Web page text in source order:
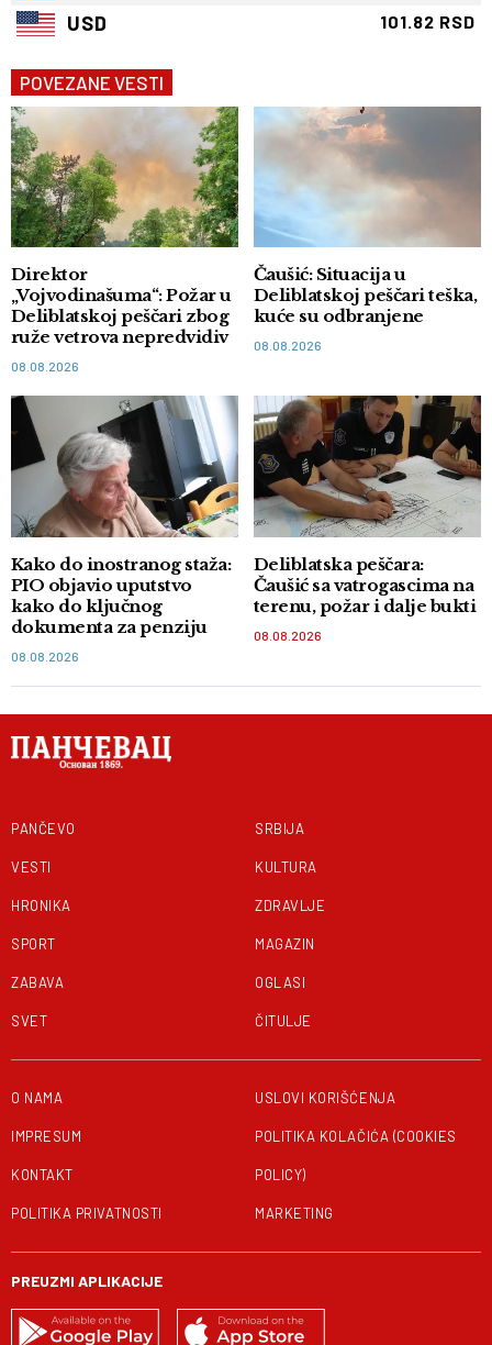
USD 101.82 RSD
POVEZANE VESTI
Direktor
„Vojvodinašuma“: Požar u
Deliblatskoj peščari zbog
ruže vetrova nepredvidiv
08.08.2026
Čaušić: Situacija u
Deliblatskoj peščari teška,
kuće su odbranjene
08.08.2026
Kako do inostranog staža:
PIO objavio uputstvo
kako do ključnog
dokumenta za penziju
08.08.2026
Deliblatska peščara:
Čaušić sa vatrogascima na
terenu, požar i dalje bukti
08.08.2026
PANČEVO
VESTI
HRONIKA
SPORT
ZABAVA
SVET
SRBIJA
KULTURA
ZDRAVLJE
MAGAZIN
OGLASI
ČITULJE
O NAMA
IMPRESUM
KONTAKT
POLITIKA PRIVATNOSTI
USLOVI KORIŠĆENJA
POLITIKA KOLAČIĆA (COOKIES
POLICY)
MARKETING
PREUZMI APLIKACIJE